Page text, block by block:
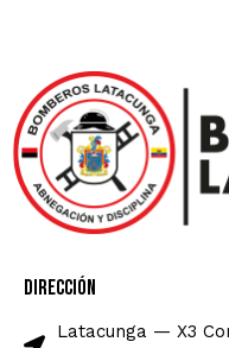
Dirección
Latacunga — X3